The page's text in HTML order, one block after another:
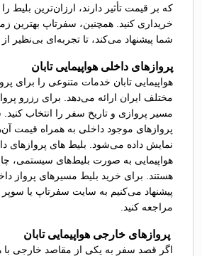
که بر قیمت تأثیر دارند، ارزان‌ترین بلیط
خریداری کنید. همچنین، سفرتاپ بهترین
شما پیشنهاد می‌کند، تا تجربه‌ای بی‌نظیر از
پروازهای داخلی هواپیمایی تابان
هواپیمایی تابان خدمات متنوعی را برای
مختلف ایران ارائه می‌دهد. برای رزرو
مسیر پروازی و تاریخ سفر را انتخاب
پروازهای موجود داخلی به همراه قیمت
نمایش داده می‌شود. بلیط های پروازهای
هواپیمایی به صورت بلیط‌های سیستمی،
هستند. برای خرید بلیط مسیرهای پرواز
پیشنهاد می‌کنیم به سایت سفرتاپ یا سوپر
مراجعه کنید.
پروازهای خارجی هواپیمایی تابان
اگر قصد سفر به یکی از مقاصد خارجی با